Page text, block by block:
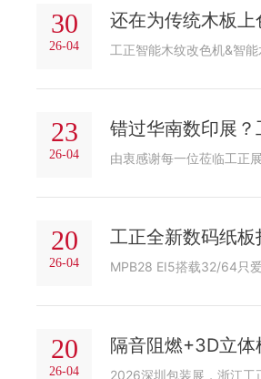
30
26-04
还在为传统木板上
23
26-04
错过华南数印展？
由衷感谢每一位莅临工正
20
26-04
工正全新数码纸板
MPB28 EI5搭载32/64只
20
26-04
隔音阻燃+3D立